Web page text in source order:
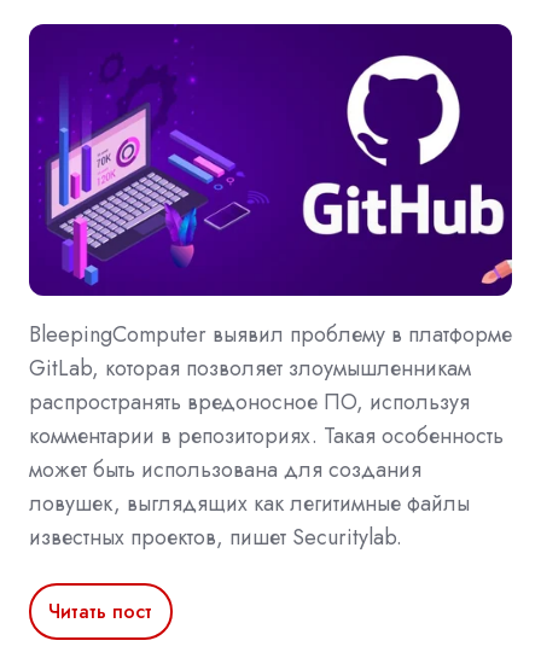
BleepingComputer выявил проблему в платформе
GitLab, которая позволяет злоумышленникам
распространять вредоносное ПО, используя
комментарии в репозиториях. Такая особенность
может быть использована для создания
ловушек, выглядящих как легитимные файлы
известных проектов, пишет Securitylab.
Читать пост